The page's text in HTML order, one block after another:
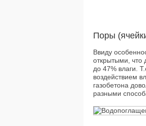
Поры
Ввиду
открытыми, что
до 47% влаги.
воздействием
газобетона
разными